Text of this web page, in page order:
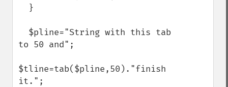
to 50 and";
$tline=tab($pline,50)."finish
it.";